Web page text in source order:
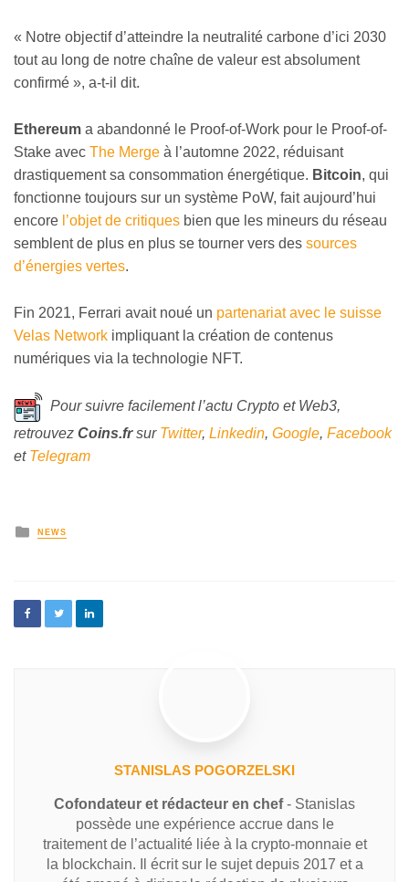
« Notre objectif d’atteindre la neutralité carbone d’ici 2030
tout au long de notre chaîne de valeur est absolument
confirmé », a-t-il dit.
Ethereum a abandonné le Proof-of-Work pour le Proof-of-
Stake avec The Merge à l’automne 2022, réduisant
drastiquement sa consommation énergétique. Bitcoin, qui
fonctionne toujours sur un système PoW, fait aujourd’hui
encore l’objet de critiques bien que les mineurs du réseau
semblent de plus en plus se tourner vers des sources
d’énergies vertes.
Fin 2021, Ferrari avait noué un partenariat avec le suisse
Velas Network impliquant la création de contenus
numériques via la technologie NFT.
Pour suivre facilement l’actu Crypto et Web3,
retrouvez Coins.frsur Twitter, Linkedin, Google, Facebook
et Telegram
NEWS
STANISLAS POGORZELSKI
Cofondateur et rédacteur en chef- Stanislas
possède une expérience accrue dans le
traitement de l’actualité liée à la crypto-monnaie et
la blockchain. Il écrit sur le sujet depuis 2017 et a